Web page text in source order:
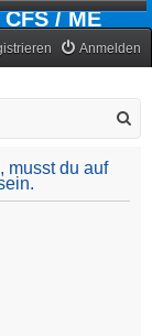
/ ME
Anmelden
musst du auf